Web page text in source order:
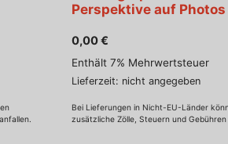
Perspektive auf Photos
0,00€
Enthält 7% Mehrwertsteuer
Lieferzeit: nicht angegeben
Bei Lieferungen in Nicht-EU-Länder
zusätzliche Zölle, Steuern und